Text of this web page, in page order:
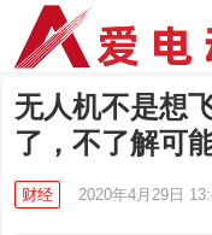
无人机不是想
了，不了解可
财经 2020年4月29日